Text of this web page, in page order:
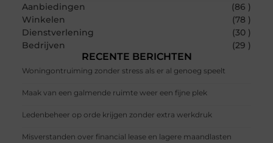
Aanbiedingen
(86 )
Winkelen
(78 )
Dienstverlening
(30 )
Bedrijven
(29 )
RECENTE BERICHTEN
Woningontruiming zonder stress als er al genoeg speelt
Maak van een galmende ruimte weer een fijne plek
Ledenbeheer op orde krijgen zonder extra werkdruk
Misverstanden over financial lease en lagere maandlasten